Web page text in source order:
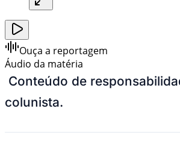
Ouça a reportagem
Áudio da matéria
Conteúdo de
colunista.